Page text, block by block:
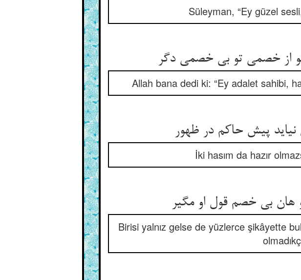
Süleyman, “Ey güzel
از خصمی تو بی خصمی دگر
Allah bana dedi ki: “Ey adalet sahibi,
پیش حاکم در ظهور
İki hasım da hazır
بی خصم قول او مگیر
Birisi yalnız gelse de yüzlerce şikâyette